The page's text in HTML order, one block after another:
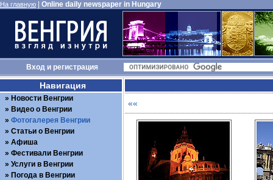
На главную Online daily newspaper in Hungary
Входи регистрация
««
Навигация
Новости Венгрии
Видео о Венгрии
Фотогалерея Венгрии
Статьи о Венгрии
Афиша
Фестивали Венгрии
Услуги в Венгрии
Погода в Венгрии